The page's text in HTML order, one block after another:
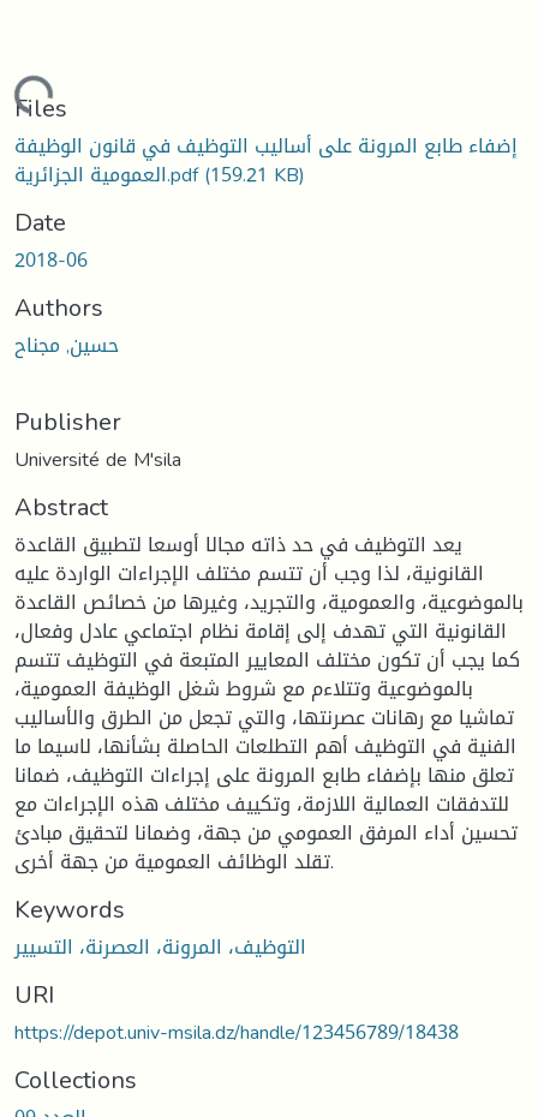
Loading...
Files
إضفاء طابع المرونة على أساليب التوظيف في قانون الوظيفة
العمومية الجزائرية.pdf(159.21 KB)
Date
2018-06
Authors
حسين, مجناح
Publisher
Université de M'sila
Abstract
يعد التوظيف في حد ذاته مجالا أوسعا لتطبيق القاعدة
القانونية، لذا وجب أن تتسم مختلف الإجراءات الواردة عليه
بالموضوعية، والعمومية، والتجريد، وغيرها من خصائص القاعدة
القانونية التي تهدف إلى إقامة نظام اجتماعي عادل وفعال،
كما يجب أن تكون مختلف المعايير المتبعة في التوظيف تتسم
بالموضوعية وتتلاءم مع شروط شغل الوظيفة العمومية،
تماشيا مع رهانات عصرنتها، والتي تجعل من الطرق والأساليب
الفنية في التوظيف أهم التطلعات الحاصلة بشأنها، لاسيما ما
تعلق منها بإضفاء طابع المرونة على إجراءات التوظيف، ضمانا
للتدفقات العمالية اللازمة، وتكييف مختلف هذه الإجراءات مع
تحسين أداء المرفق العمومي من جهة، وضمانا لتحقيق مبادئ
تقلد الوظائف العمومية من جهة أخرى.
Keywords
التوظيف، المرونة، العصرنة، التسيير
URI
https://depot.univ-msila.dz/handle/123456789/18438
Collections